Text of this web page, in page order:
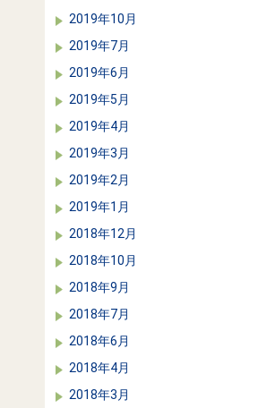
2019年10月
2019年7月
2019年6月
2019年5月
2019年4月
2019年3月
2019年2月
2019年1月
2018年12月
2018年10月
2018年9月
2018年7月
2018年6月
2018年4月
2018年3月